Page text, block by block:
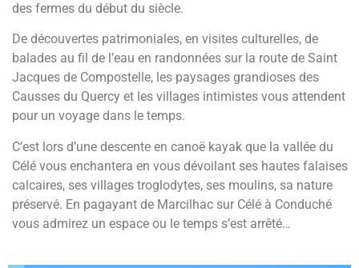
des fermes du début du siècle.
De découvertes patrimoniales, en visites culturelles, de
balades au fil de l’eau en randonnées sur la route de Saint
Jacques de Compostelle, les paysages grandioses des
Causses du Quercy et les villages intimistes vous attendent
pour un voyage dans le temps.
C’est lors d’une descente en canoë kayak que la vallée du
Célé vous enchantera en vous dévoilant ses hautes falaises
calcaires, ses villages troglodytes, ses moulins, sa nature
préservé. En pagayant de Marcilhac sur Célé à Conduché
vous admirez un espace ou le temps s’est arrêté…